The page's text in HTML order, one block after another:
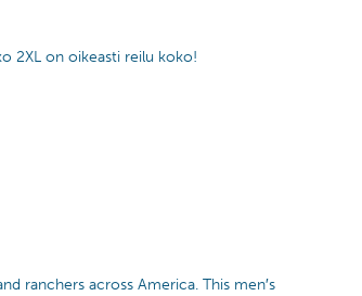
2XL on oikeasti reilu koko!
ranchers across America. This men′s